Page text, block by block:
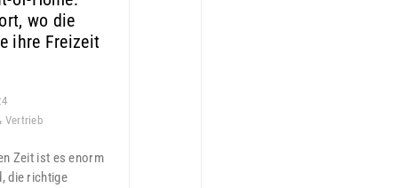
wo die
ihre Freizeit
Vertrieb
Zeit ist es enorm
die richtige